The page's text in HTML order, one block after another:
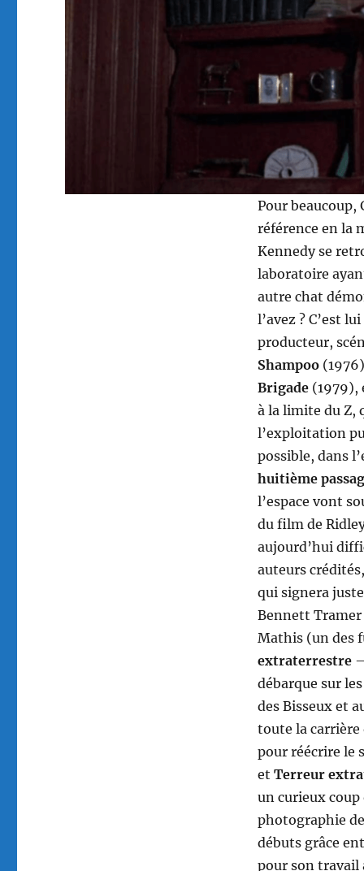
Pour beaucoup,
référence en la
Kennedy se
laboratoire
autre chat
l’avez ? C’est
producteur,
Shampoo
Brigade(1979),
à la limite du Z,
l’exploitation
possible, dans
huitième
l’espace vont
du film de
aujourd’hui
auteurs
qui signera
Bennett Tramer
Mathis (un des
extraterrestre –
débarque sur
des Bisseux et
toute la carrière
pour réécrire le
et Terreur
un curieux
photographie
débuts grâce
pour son travail